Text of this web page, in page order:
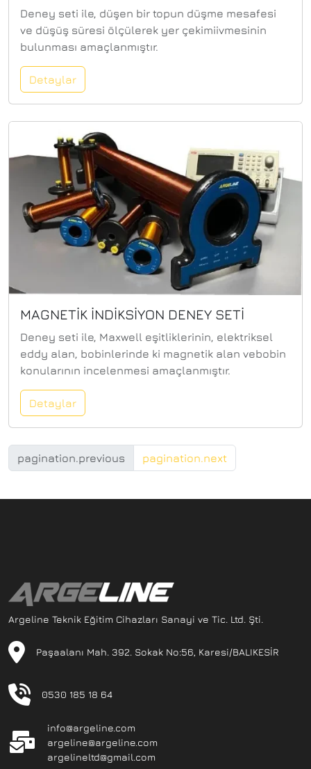
Deney seti ile, düşen bir topun düşme mesafesi
ve düşüş süresi ölçülerek yer çekimiivmesinin
bulunması amaçlanmıştır.
Detaylar
MAGNETİK İNDİKSİYON DENEY SETİ
Deney seti ile, Maxwell eşitliklerinin, elektriksel
eddy alan, bobinlerinde ki magnetik alan vebobin
konularının incelenmesi amaçlanmıştır.
Detaylar
pagination.previous pagination.next
Argeline Teknik Eğitim Cihazları Sanayi ve Tic. Ltd. Şti.
Paşaalanı Mah. 392. Sokak No:56, Karesi/BALIKESİR
0530 185 18 64
info@argeline.com
argeline@argeline.com
argelineltd@gmail.com